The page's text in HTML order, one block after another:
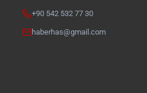
+90 542 532 77 30
haberhas@gmail.com